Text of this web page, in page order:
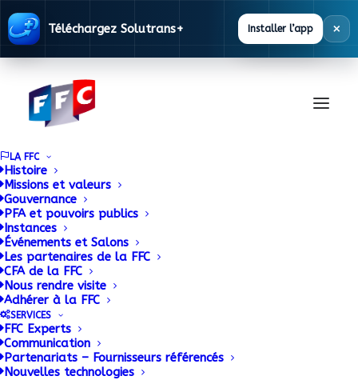
Téléchargez Solutrans+ Installer l’app ×
LA FFC
Histoire
Missions et valeurs
Gouvernance
PFA et pouvoirs publics
Instances
Événements et Salons
Les partenaires de la FFC
CFA de la FFC
Nous rendre visite
Adhérer à la FFC
SERVICES
FFC Experts
Communication
Partenariats – Fournisseurs référencés
Nouvelles technologies
Départ en retraite de
Jacky Mingot,
Directeur Commercial
d’ASCA
7 SEPTEMBRE 2016 | BYADMIN